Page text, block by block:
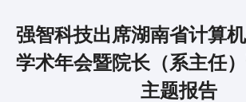
强智科技出席湖南省计算
学术年会暨院长（系主任
主题报告